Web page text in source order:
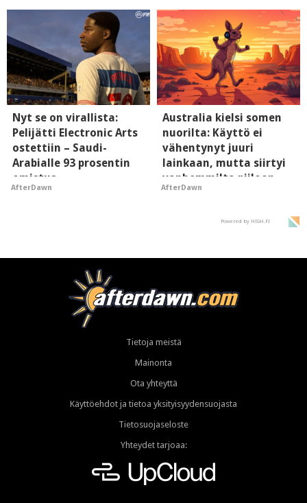
Nyt se on virallista:
Pelijätti Electronic Arts
ostettiin – Saudi-
Arabialle 93 prosentin
omistus
AfterDawn
Australia kielsi somen
nuorilta: Käyttö ei
vähentynyt juuri
lainkaan, mutta siirtyi
vanhemmilta piiloon
AfterDawn
Powered by HIGH.FI
Tietoja meistä
Mainonta
Ota yhteyttä
Käyttöehdot ja tietoa yksityisyydensuojasta
Tietosuojaseloste
Yhteydet tarjoaa: